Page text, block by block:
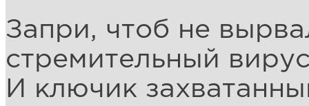
Запри, чтоб не
стремительный
И ключик